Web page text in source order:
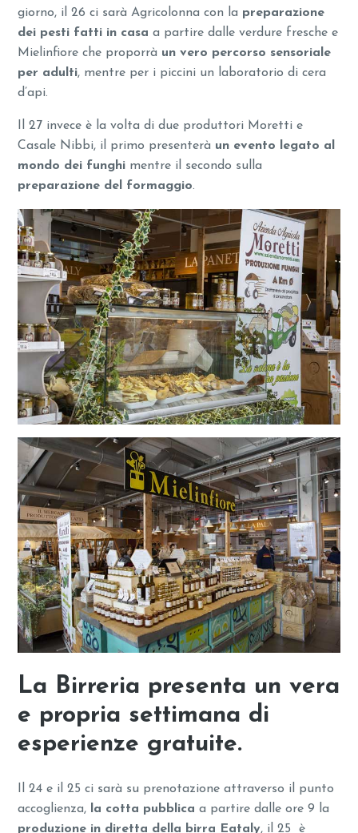
giorno, il 26 ci sarà Agricolonna con la preparazione
dei pesti fatti in casa a partire dalle verdure fresche e
Mielinfiore che proporrà un vero percorso sensoriale
per adulti, mentre per i piccini un laboratorio di cera
d’api.
Il 27 invece è la volta di due produttori Moretti e
Casale Nibbi, il primo presenterà un evento legato al
mondo dei funghi mentre il secondo sulla
preparazione del formaggio.
La Birreria presenta un vera
e propria settimana di
esperienze gratuite.
Il 24 e il 25 ci sarà su prenotazione attraverso il punto
accoglienza,
la cotta pubblica a partire dalle ore 9 la
produzione in diretta della birra Eataly, il 25 è